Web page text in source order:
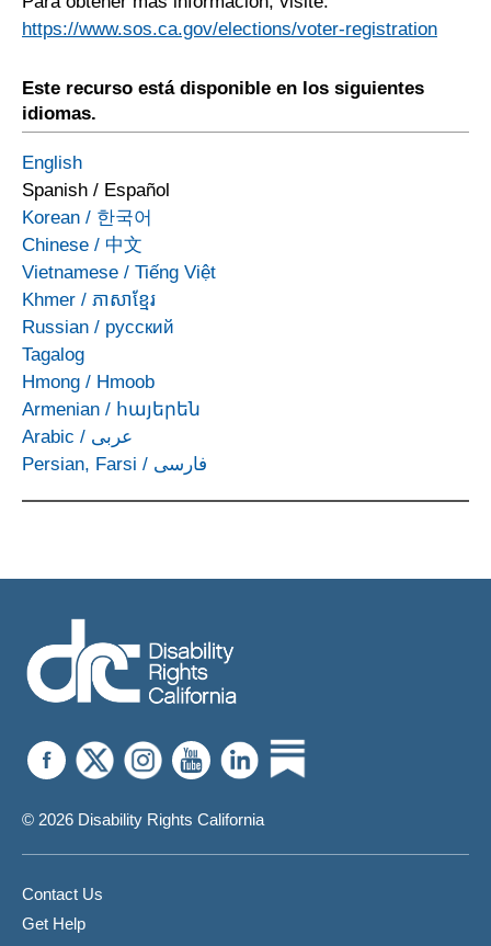
https://www.sos.ca.gov/elections/voter-registration
Este recurso está disponible en los siguientes
idiomas.
English
Spanish / Español
Korean / 한국어
Chinese / 中文
Vietnamese / Tiếng Việt
Khmer / ភាសាខ្មែរ
Russian / русский
Tagalog
Hmong / Hmoob
Armenian / հայերեն
Arabic / عربى
Persian, Farsi / فارسی
© 2026 Disability Rights California
Contact Us
Get Help